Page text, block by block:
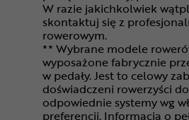
W razie jakichkolwiek
skontaktuj się z
rowerowym.
** Wybrane modele
wyposażone fabrycznie
w pedały. Jest to celowy
doświadczeni rowerzyści
odpowiednie systemy wg
preferencji. Informacja o